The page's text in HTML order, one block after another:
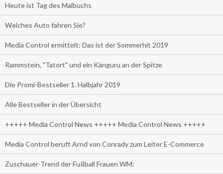
Heute ist Tag des Malbuchs
Welches Auto fahren Sie?
Media Control ermittelt: Das ist der Sommerhit 2019
Rammstein, "Tatort" und ein Känguru an der Spitze
Die Promi-Bestseller 1. Halbjahr 2019
Alle Bestseller in der Übersicht
+++++ Media Control News +++++ Media Control News +++++
Media Control beruft Arnd von Conrady zum Leiter E-Commerce
Zuschauer-Trend der Fußball Frauen WM: